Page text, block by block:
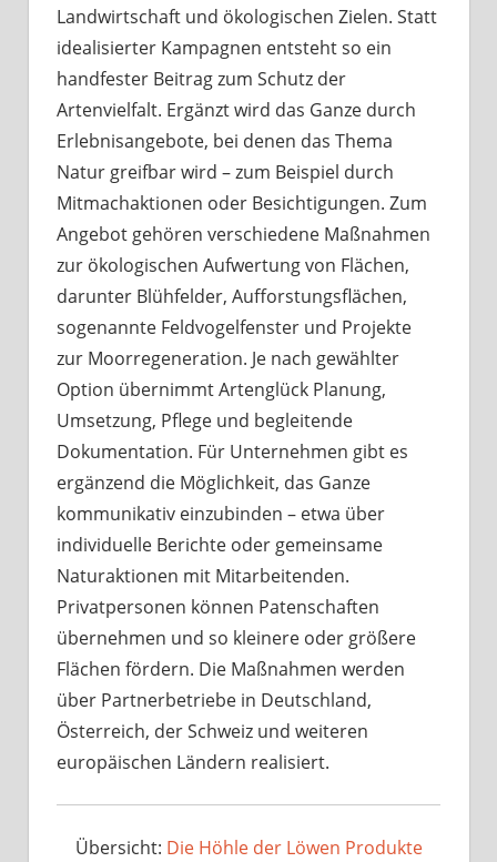
Landwirtschaft und ökologischen Zielen. Statt
idealisierter Kampagnen entsteht so ein
handfester Beitrag zum Schutz der
Artenvielfalt. Ergänzt wird das Ganze durch
Erlebnisangebote, bei denen das Thema
Natur greifbar wird – zum Beispiel durch
Mitmachaktionen oder Besichtigungen. Zum
Angebot gehören verschiedene Maßnahmen
zur ökologischen Aufwertung von Flächen,
darunter Blühfelder, Aufforstungsflächen,
sogenannte Feldvogelfenster und Projekte
zur Moorregeneration. Je nach gewählter
Option übernimmt Artenglück Planung,
Umsetzung, Pflege und begleitende
Dokumentation. Für Unternehmen gibt es
ergänzend die Möglichkeit, das Ganze
kommunikativ einzubinden – etwa über
individuelle Berichte oder gemeinsame
Naturaktionen mit Mitarbeitenden.
Privatpersonen können Patenschaften
übernehmen und so kleinere oder größere
Flächen fördern. Die Maßnahmen werden
über Partnerbetriebe in Deutschland,
Österreich, der Schweiz und weiteren
europäischen Ländern realisiert.
Übersicht: Die Höhle der Löwen Produkte